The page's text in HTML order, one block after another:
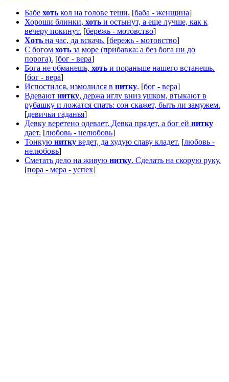
Бабе хоть кол на голове теши. [баба - женщина]
Хороши блинки, хоть и остынут, а еще лучше, как к
вечеру покинут. [бережь - мотовство]
Хоть на час, да вскачь. [бережь - мотовство]
С богом хоть за море (прибавка: а без бога ни до
порога). [бог - вера]
Бога не обманешь, хоть и пораньше нашего встанешь.
[бог - вера]
Испостился, измолился в нитку. [бог - вера]
Вдевают нитку, держа иглу вниз ушком, втыкают в
рубашку и ложатся спать: сон скажет, быть ли замужем.
[девичьи гаданья]
Девку веретено одевает. Девка прядет, а бог ей нитку
дает. [любовь - нелюбовь]
Тонкую нитку ведет, да худую славу кладет. [любовь -
нелюбовь]
Сметать дело на живую нитку. Сделать на скорую руку.
[пора - мера - успех]